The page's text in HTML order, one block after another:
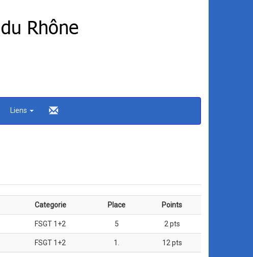
Liens
Categorie Place Points
FSGT 1+2 5 2 pts
FSGT 1+2 1. 12 pts